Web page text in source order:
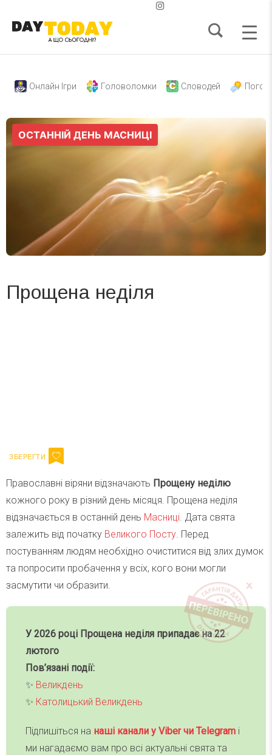
Онлайн Ігри Головоломки Словодей
Прощена неділя
Православні віряни відзначають Прощену неділю
кожного року в різний день місяця. Прощена неділя
відзначається в останній день Масниці. Дата свята
залежить від початку Великого Посту. Перед
постуванням людям необхідно очиститися від злих думок
та попросити пробачення у всіх, кого вони могли
засмутити чи образити.
У 2026 році Прощена неділя припадає на 22
лютого
Пов’язані події:
✨ Великдень
✨ Католицький Великдень
Підпишіться на наші канали у Viber чи Telegram і
ми нагадаємо вам про всі актуальні свята та